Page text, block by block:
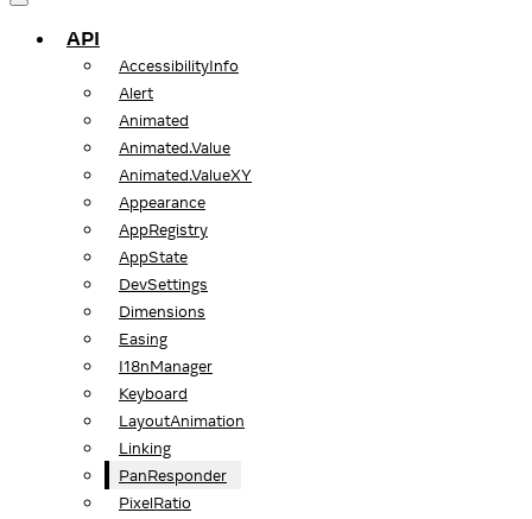
API
AccessibilityInfo
Alert
Animated
Animated.Value
Animated.ValueXY
Appearance
AppRegistry
AppState
DevSettings
Dimensions
Easing
I18nManager
Keyboard
LayoutAnimation
Linking
PanResponder
PixelRatio